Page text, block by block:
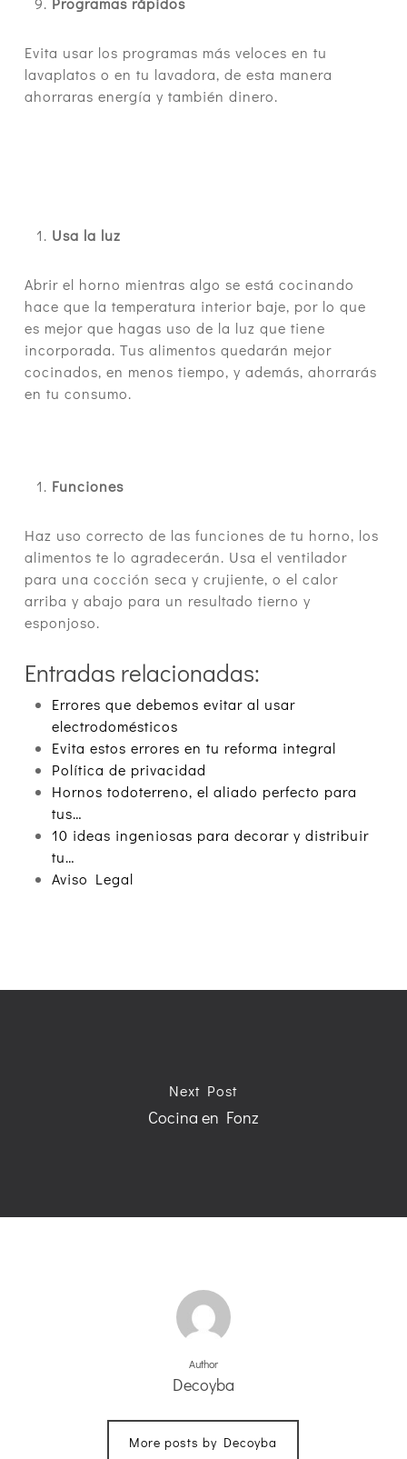
Evita usar los programas más veloces en tu
lavaplatos o en tu lavadora, de esta manera
ahorraras energía y también dinero.
Usa la luz
Abrir el horno mientras algo se está cocinando
hace que la temperatura interior baje, por lo que
es mejor que hagas uso de la luz que tiene
incorporada. Tus alimentos quedarán mejor
cocinados, en menos tiempo, y además, ahorrarás
en tu consumo.
Funciones
Haz uso correcto de las funciones de tu horno, los
alimentos te lo agradecerán. Usa el ventilador
para una cocción seca y crujiente, o el calor
arriba y abajo para un resultado tierno y
esponjoso.
Entradas relacionadas:
Errores que debemos evitar al usar
electrodomésticos
Evita estos errores en tu reforma integral
Política de privacidad
Hornos todoterreno, el aliado perfecto para
tus…
10 ideas ingeniosas para decorar y distribuir
tu…
Aviso Legal
Next Post
Cocina en Fonz
Author
Decoyba
More posts by Decoyba